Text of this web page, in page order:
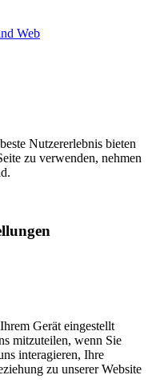
Web
Nutzererlebnis bieten
zu verwenden, nehmen
Gerät eingestellt
mitzuteilen, wenn Sie
interagieren, Ihre
zu unserer Website